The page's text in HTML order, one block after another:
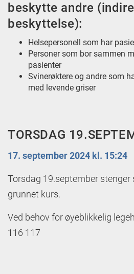
beskytte andre
beskyttelse):
Helsepersonell som har
Personer som bor sammen
pasienter
Svinerøktere og andre som
med levende griser
TORSDAG
17. september 2024 kl. 15:24
Torsdag 19.september stenger
grunnet kurs.
Ved behov for øyeblikkelig
116 117